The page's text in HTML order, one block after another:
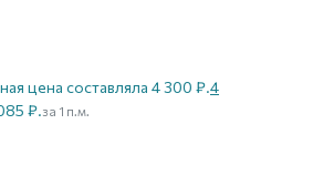
цена составляла 4 300 ₽.4
₽.за 1 п.м.